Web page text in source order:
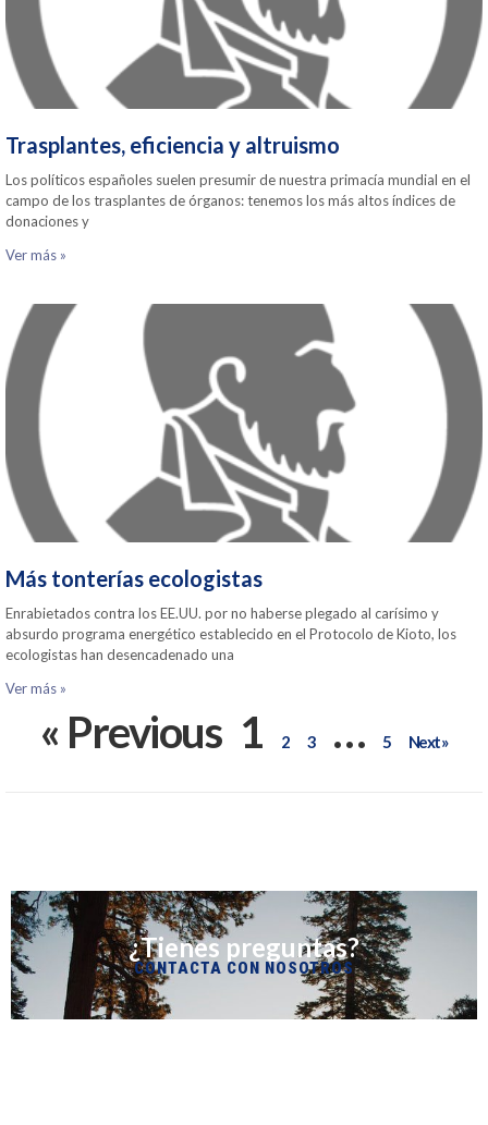
Trasplantes, eficiencia y altruismo
Los políticos españoles suelen presumir de nuestra primacía mundial en el
campo de los trasplantes de órganos: tenemos los más altos índices de
donaciones y
Ver más »
Más tonterías ecologistas
Enrabietados contra los EE.UU. por no haberse plegado al carísimo y
absurdo programa energético establecido en el Protocolo de Kioto, los
ecologistas han desencadenado una
Ver más »
« Previous 1 2 3 … 5 Next »
¿Tienes preguntas?
CONTACTA CON NOSOTROS